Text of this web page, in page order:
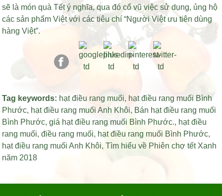
sẽ là món quà Tết ý nghĩa, qua đó cổ vũ việc sử dụng, ủng hộ
các sản phẩm Việt với các tiêu chí “Người Việt ưu tiên dùng
hàng Việt”.
Tag keywords: hạt điều rang muối, hạt điều rang muối Bình
Phước, hạt điều rang muối Anh Khôi, Bán hạt điều rang muối
Bình Phước,giá hạt điều rang muối Bình Phước., hạt điều
rang muối,điều rang muối, hạt điều rang muối Bình Phước,
hạt điều rang muối Anh Khôi,Tìm hiểu về Phiên chợ tết Xanh
năm 2018